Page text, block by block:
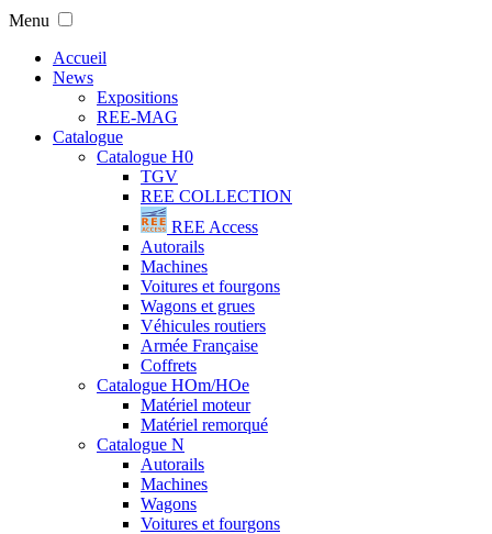
Menu
Accueil
News
Expositions
REE-MAG
Catalogue
Catalogue H0
TGV
REE COLLECTION
REE Access
Autorails
Machines
Voitures et fourgons
Wagons et grues
Véhicules routiers
Armée Française
Coffrets
Catalogue HOm/HOe
Matériel moteur
Matériel remorqué
Catalogue N
Autorails
Machines
Wagons
Voitures et fourgons